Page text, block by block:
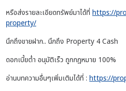
หรือส่งรายละเอียดทรัพย์มาได้ที่ https://
property/
นึกถึงขายฝาก.. นึกถึง Property 4 Cash
ดอกเบี้ยต่ำ อนุมัติเร็ว ถูกกฎหมาย 100%
อ่านบทความอื่นๆเพิ่มเติมได้ที่ : https://